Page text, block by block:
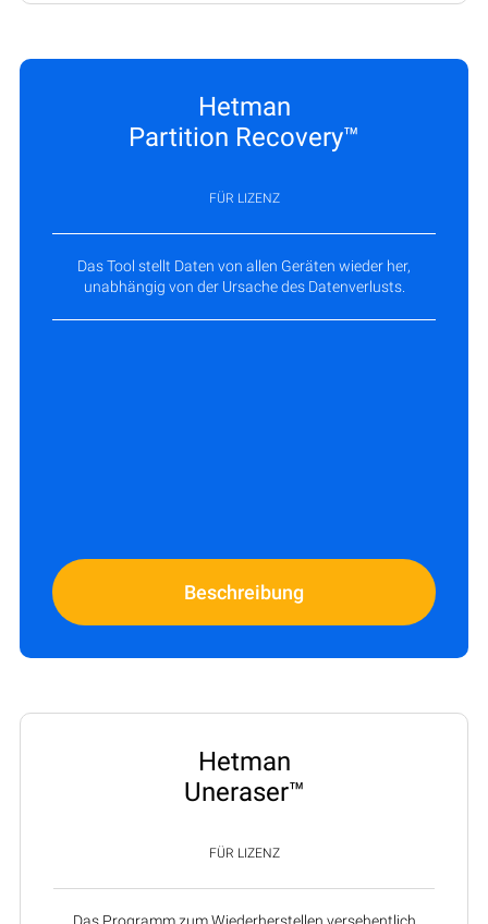
Hetman
Partition Recovery™
FÜR LIZENZ
Das Tool stellt Daten von allen Geräten wieder her,
unabhängig von der Ursache des Datenverlusts.
Beschreibung
Hetman
Uneraser™
FÜR LIZENZ
Das Programm zum Wiederherstellen versehentlich